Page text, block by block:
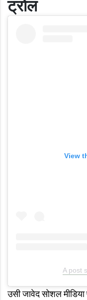
ट्रोल
View
A post
उसी जावेद सोशल